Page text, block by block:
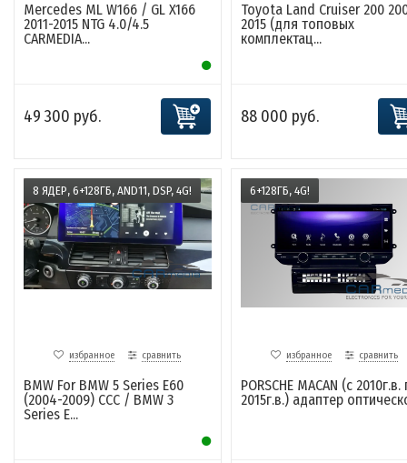
Mercedes ML W166 / GL X166
2011-2015 NTG 4.0/4.5
CARMEDIA...
49 300 руб.
Toyota Land Cruiser 200
2015 (для топовых
комплектац...
88 000 руб.
8 ЯДЕР, 6+128ГБ, AND11, DSP, 4G!
избранное сравнить
BMW For BMW 5 Series E60
(2004-2009) CCC / BMW 3
Series E...
6+128ГБ, 4G!
избранное сравнить
PORSCHE MACAN (с 2010г.в.
2015г.в.) адаптер